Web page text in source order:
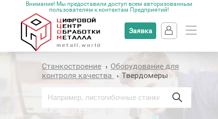
Внимание! Мы предоставили доступ всем авторизованным
пользователям к контактам Предприятий!
Заявка
Станкостроение › Оборудование для
контроля качества
› Твердомеры